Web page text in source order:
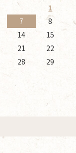
1
7
8
14
15
21
22
28
29